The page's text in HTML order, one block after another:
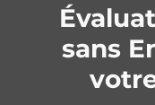
sans